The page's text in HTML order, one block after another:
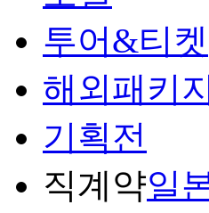
투어&티켓
해외패키
기획전
직계약일